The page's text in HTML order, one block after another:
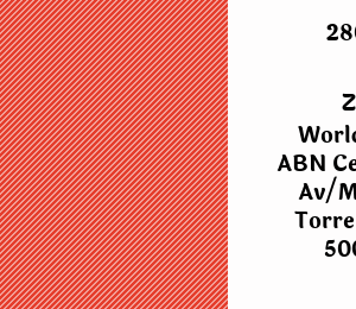
ABN
Av/
Torre